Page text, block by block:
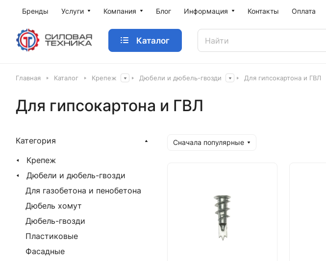
Бренды Услуги Компания Блог Информация Контакты Оплата
Каталог
Главная Каталог Крепеж Дюбели и дюбель-гвозди Для гипсокартона и ГВЛ
Для гипсокартона и ГВЛ
Сначала популярные
Категория
Крепеж
Дюбели и дюбель-гвозди
Для газобетона и пенобетона
Дюбель хомут
Дюбель-гвозди
Пластиковые
Фасадные